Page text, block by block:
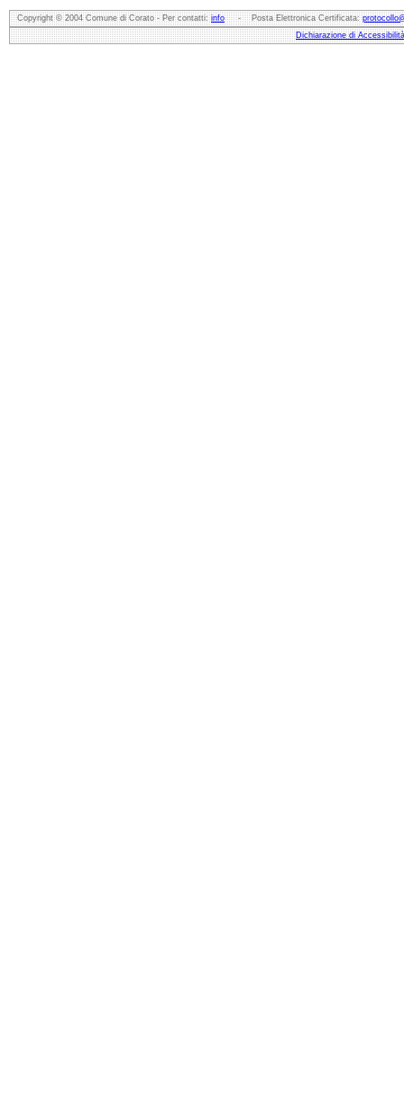
Copyright © 2004 Comune di Corato - Per contatti:info- Posta Elettronica Certificata:
Dichiarazione di Accessibilità